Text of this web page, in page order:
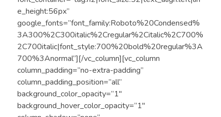
e_height:56px”
google_fonts=”font_family:Roboto%20Condensed%
3A300%2C300italic%2Cregular%2Citalic%2C700%
2C700italic|font_style:700%20bold%20regular%3A
700%3Anormal”][/vc_column][vc_column
column_padding=”no-extra-padding”
column_padding_position=”all”
background_color_opacity=”1″
background_hover_color_opacity=”1″